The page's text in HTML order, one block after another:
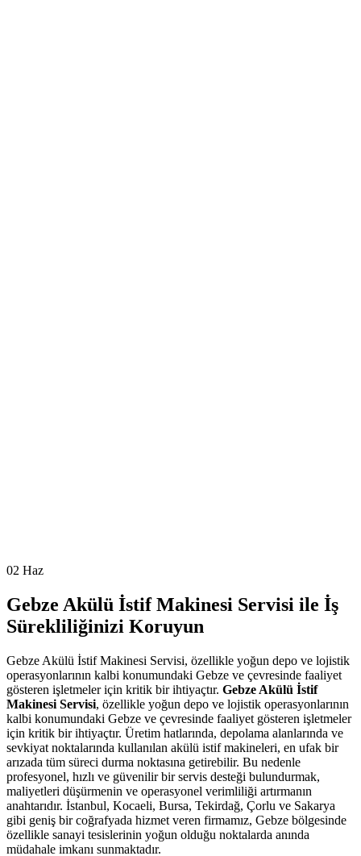
02 Haz
Gebze Akülü İstif Makinesi Servisi ile İş
Sürekliliğinizi Koruyun
Gebze Akülü İstif Makinesi Servisi, özellikle yoğun depo ve lojistik
operasyonlarının kalbi konumundaki Gebze ve çevresinde faaliyet
gösteren işletmeler için kritik bir ihtiyaçtır. Gebze Akülü İstif
Makinesi Servisi, özellikle yoğun depo ve lojistik operasyonlarının
kalbi konumundaki Gebze ve çevresinde faaliyet gösteren işletmeler
için kritik bir ihtiyaçtır. Üretim hatlarında, depolama alanlarında ve
sevkiyat noktalarında kullanılan akülü istif makineleri, en ufak bir
arızada tüm süreci durma noktasına getirebilir. Bu nedenle
profesyonel, hızlı ve güvenilir bir servis desteği bulundurmak,
maliyetleri düşürmenin ve operasyonel verimliliği artırmanın
anahtarıdır. İstanbul, Kocaeli, Bursa, Tekirdağ, Çorlu ve Sakarya
gibi geniş bir coğrafyada hizmet veren firmamız, Gebze bölgesinde
özellikle sanayi tesislerinin yoğun olduğu noktalarda anında
müdahale imkanı sunmaktadır.